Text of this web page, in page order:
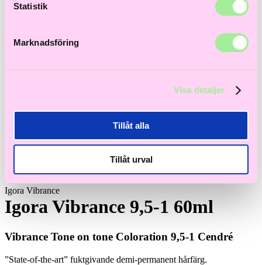
Statistik
Marknadsföring
Visa detaljer
Tillåt alla
Tillåt urval
Igora Vibrance
Igora Vibrance 9,5-1 60ml
Vibrance Tone on tone Coloration 9,5-1 Cendré
”State-of-the-art” fuktgivande demi-permanent hårfärg.